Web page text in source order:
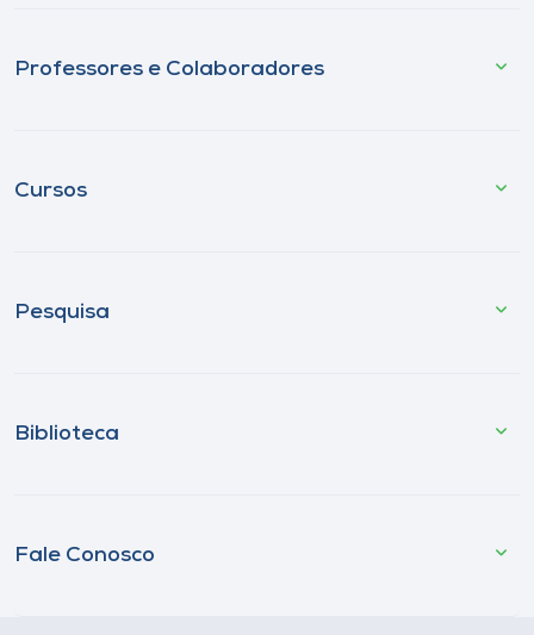
Professores e Colaboradores
Cursos
Pesquisa
Biblioteca
Fale Conosco